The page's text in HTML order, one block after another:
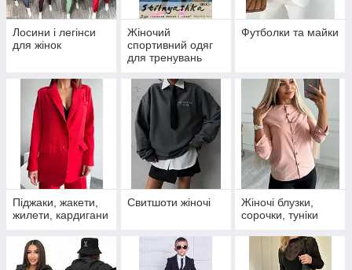
Лосини і легінси
для жінок
Жіночий
спортивний одяг
для тренувань
Футболки та майки
Піджаки, жакети,
жилети, кардигани
Свитшоти жіночі
Жіночі блузки,
сорочки, туніки